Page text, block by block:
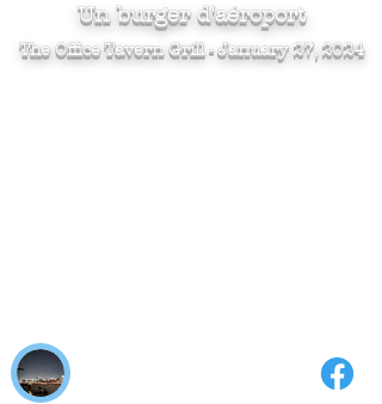
Un burger d'aéroport
The Office Tavern Grill - January 27, 2024